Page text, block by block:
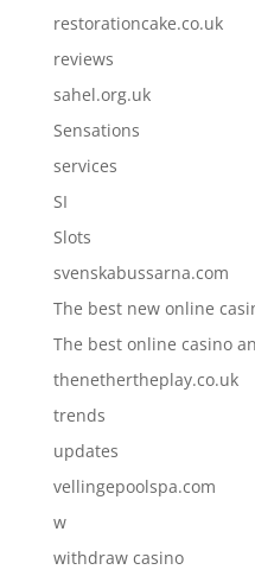
restorationcake.co.uk
reviews
sahel.org.uk
Sensations
services
SI
Slots
svenskabussarna.com
The best new online
The best online casino
thenethertheplay.co.uk
trends
updates
vellingepoolspa.com
w
withdraw casino